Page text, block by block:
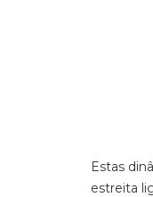
Estas
estreita